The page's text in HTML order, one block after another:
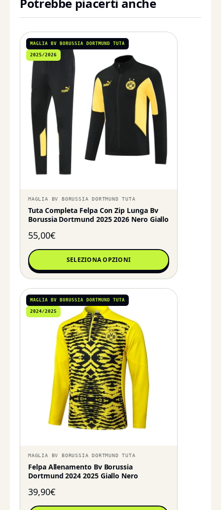
Potrebbe piacerti anche
MAGLIA BV BORUSSIA DORTMUND TUTA
2025/2026
MAGLIA BV BORUSSIA DORTMUND TUTA
Tuta Completa Felpa Con Zip Lunga Bv
Borussia Dortmund 2025 2026 Nero Giallo
55,00€
SELEZIONA OPZIONI
MAGLIA BV BORUSSIA DORTMUND TUTA
2024/2025
MAGLIA BV BORUSSIA DORTMUND TUTA
Felpa Allenamento Bv Borussia
Dortmund 2024 2025 Giallo Nero
39,90€